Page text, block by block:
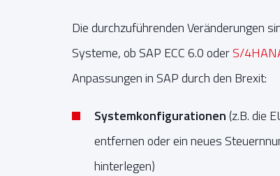
Die durchzuführenden Veränderungen
Systeme, ob SAP ECC 6.0 oderS/
Anpassungen in SAP durch den Brexit:
Systemkonfigurationen(z.B. die
entfernen oder ein neues
hinterlegen)